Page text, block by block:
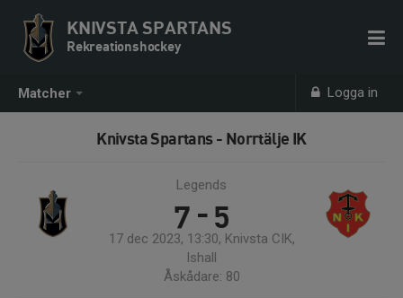
Matcher Logga in
KNIVSTA SPARTANS
Rekreationshockey
Knivsta Spartans - Norrtälje IK
Legends
7 - 5
17 dec 2023, 13:30, Knivsta CIK,
Ishall
Åskådare: 80